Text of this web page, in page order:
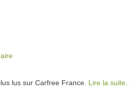
lus sur Carfree France. Lire la suite…